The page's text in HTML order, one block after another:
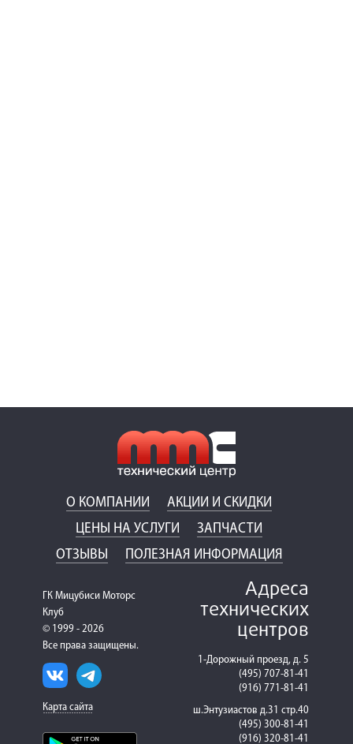
О КОМПАНИИ
АКЦИИ И СКИДКИ
ЦЕНЫ НА УСЛУГИ
ЗАПЧАСТИ
ОТЗЫВЫ
ПОЛЕЗНАЯ ИНФОРМАЦИЯ
ГК Мицубиси Моторс
Клуб
© 1999 - 2026
Все права защищены.
Карта сайта
Адреса
технических
центров
1-Дорожный проезд, д. 5
(495) 707-81-41
(916) 771-81-41
ш.Энтузиастов д.31 стр.40
(495) 300-81-41
(916) 320-81-41